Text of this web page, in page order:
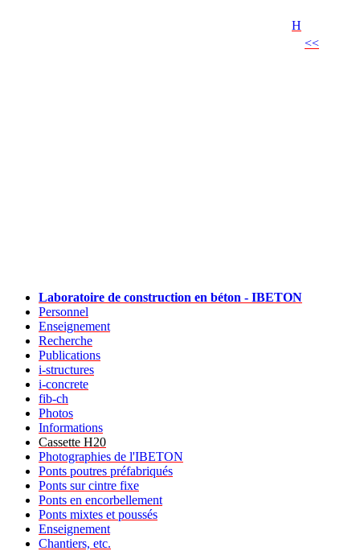
H
<<
Laboratoire de construction en béton - IBETON
Personnel
Enseignement
Recherche
Publications
i-structures
i-concrete
fib-ch
Photos
Informations
Cassette H20
Photographies de l'IBETON
Ponts poutres préfabriqués
Ponts sur cintre fixe
Ponts en encorbellement
Ponts mixtes et poussés
Enseignement
Chantiers, etc.